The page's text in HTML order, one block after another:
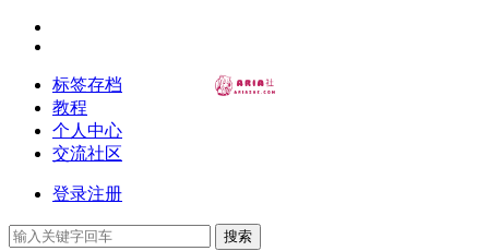
标签存档
教程
个人中心
交流社区
登录注册
搜索